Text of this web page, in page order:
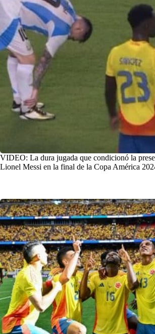
VIDEO: La dura jugada que condicionó la
Lionel Messi en la final de la Copa América